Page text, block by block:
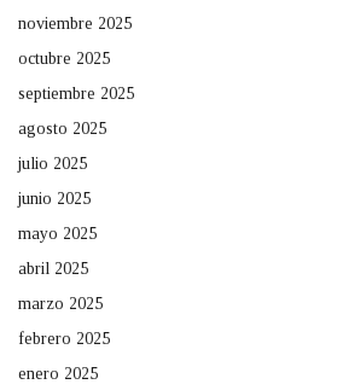
noviembre 2025
octubre 2025
septiembre 2025
agosto 2025
julio 2025
junio 2025
mayo 2025
abril 2025
marzo 2025
febrero 2025
enero 2025